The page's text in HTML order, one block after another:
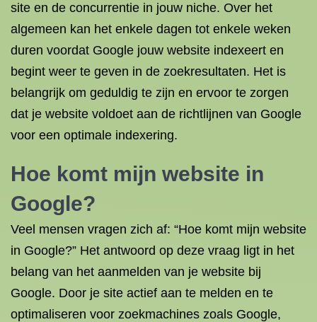
site en de concurrentie in jouw niche. Over het
algemeen kan het enkele dagen tot enkele weken
duren voordat Google jouw website indexeert en
begint weer te geven in de zoekresultaten. Het is
belangrijk om geduldig te zijn en ervoor te zorgen
dat je website voldoet aan de richtlijnen van Google
voor een optimale indexering.
Hoe komt mijn website in
Google?
Veel mensen vragen zich af: “Hoe komt mijn website
in Google?” Het antwoord op deze vraag ligt in het
belang van het aanmelden van je website bij
Google. Door je site actief aan te melden en te
optimaliseren voor zoekmachines zoals Google,